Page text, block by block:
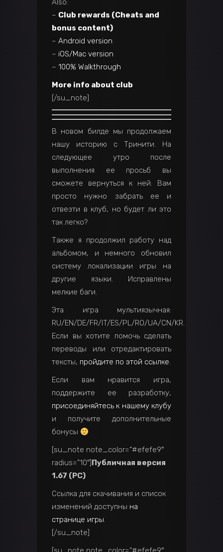
Also:
– Club rewards (Cheats and
bonus content)
– Android version
– iOS/Mac version
– 100% Walkthrough
More info about club
[/su_note]
В новом билде мы продолжаем
нашу историю с Тринити. На
следующее утро после
выполнения ее просьб вы
сможете вернуться к ней. Вам
просто нужно забрать ее и
отвезти в клуб, но будет ли это
так легко?
Также я продолжил работу над
альбомом, и немного обновил
систему локализации игры на
другие языки. Исправлены
мелкие баги.
Эта игра мультиязычная:
RU/EN/DE/FR/IT/ES/PL/RO/UA/CN/KR.
Если вы хотите помочь сделать
переводы или отредактировать
тексты, пройдите по этой ссылке.
Если вам нравится игра,
поддержите ее разработку,
присоединяйтесь к нашему клубу
и получите дополнительные
бонусы
[su_note note_color=”#efefe9″
radius=”10″] Публичная версия
1.67 (PC)
Ссылка для скачивания и список
изменений доступны на
странице игры.
[/su_note]